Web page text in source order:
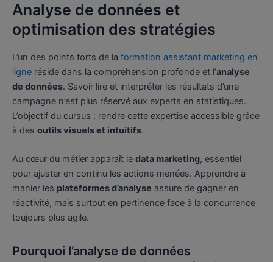
Analyse de données et
optimisation des stratégies
L’un des points forts de la formation assistant marketing en
ligne réside dans la compréhension profonde et l’analyse
de données. Savoir lire et interpréter les résultats d’une
campagne n’est plus réservé aux experts en statistiques.
L’objectif du cursus : rendre cette expertise accessible grâce
à des outils visuels et intuitifs.
Au cœur du métier apparaît le data marketing, essentiel
pour ajuster en continu les actions menées. Apprendre à
manier les plateformes d’analyse assure de gagner en
réactivité, mais surtout en pertinence face à la concurrence
toujours plus agile.
Pourquoi l’analyse de données